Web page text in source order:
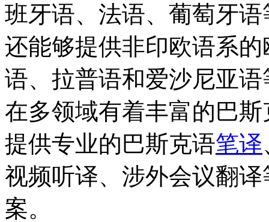
班牙语、法语、葡萄牙
还能够提供非印欧语系
语、拉普语和爱沙尼亚
在多领域有着丰富的巴
提供专业的巴斯克语笔译
视频听译、涉外会议翻译
案。